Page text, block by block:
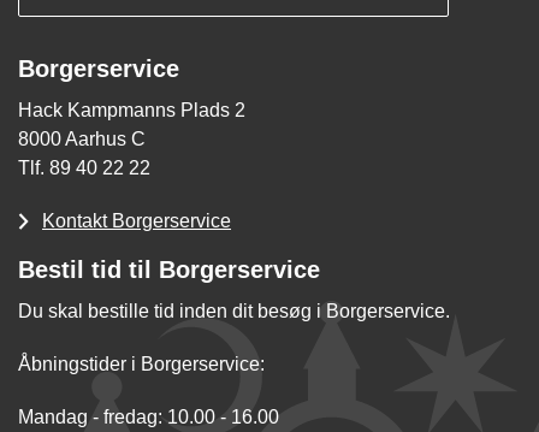
Borgerservice
Hack Kampmanns Plads 2
8000 Aarhus C
Tlf. 89 40 22 22
Kontakt Borgerservice
Bestil tid til Borgerservice
Du skal bestille tid inden dit besøg i Borgerservice.
Åbningstider i Borgerservice:
Mandag - fredag: 10.00 - 16.00